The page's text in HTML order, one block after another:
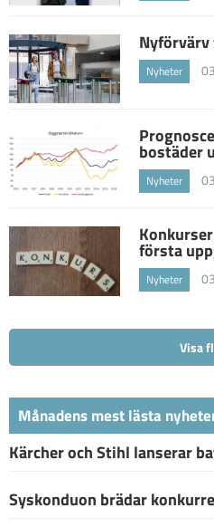
Nyheter
bostäder
Nyheter
första
Nyheter
Visa
Månadens mest lästa
Kärcher och Stihl lanserar
Syskonduon brädar